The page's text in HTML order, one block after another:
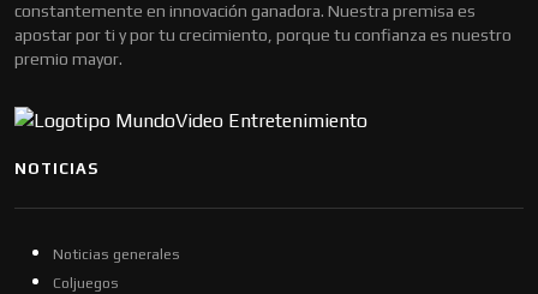
constantemente en innovación ganadora. Nuestra premisa es
apostar por ti y por tu crecimiento, porque tu confianza es nuestro
premio mayor.
NOTICIAS
Noticias generales
Coljuegos